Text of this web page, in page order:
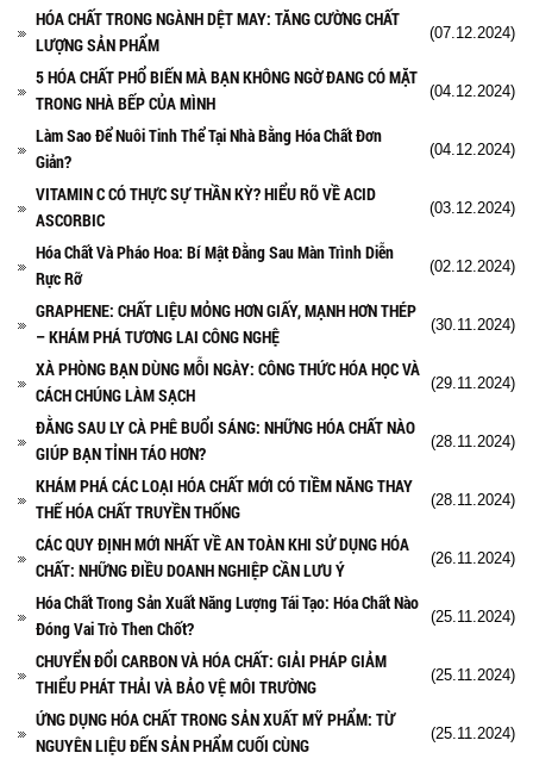
HÓA CHẤT TRONG NGÀNH DỆT MAY: TĂNG CƯỜNG CHẤT
LƯỢNG SẢN PHẨM
(07.12.2024)
5 HÓA CHẤT PHỔ BIẾN MÀ BẠN KHÔNG NGỜ ĐANG CÓ MẶT
TRONG NHÀ BẾP CỦA MÌNH
(04.12.2024)
Làm Sao Để Nuôi Tinh Thể Tại Nhà Bằng Hóa Chất Đơn
Giản?
(04.12.2024)
VITAMIN C CÓ THỰC SỰ THẦN KỲ? HIỂU RÕ VỀ ACID
ASCORBIC
(03.12.2024)
Hóa Chất Và Pháo Hoa: Bí Mật Đằng Sau Màn Trình Diễn
Rực Rỡ
(02.12.2024)
GRAPHENE: CHẤT LIỆU MỎNG HƠN GIẤY, MẠNH HƠN THÉP
– KHÁM PHÁ TƯƠNG LAI CÔNG NGHỆ
(30.11.2024)
XÀ PHÒNG BẠN DÙNG MỖI NGÀY: CÔNG THỨC HÓA HỌC VÀ
CÁCH CHÚNG LÀM SẠCH
(29.11.2024)
ĐẰNG SAU LY CÀ PHÊ BUỔI SÁNG: NHỮNG HÓA CHẤT NÀO
GIÚP BẠN TỈNH TÁO HƠN?
(28.11.2024)
KHÁM PHÁ CÁC LOẠI HÓA CHẤT MỚI CÓ TIỀM NĂNG THAY
THẾ HÓA CHẤT TRUYỀN THỐNG
(28.11.2024)
CÁC QUY ĐỊNH MỚI NHẤT VỀ AN TOÀN KHI SỬ DỤNG HÓA
CHẤT: NHỮNG ĐIỀU DOANH NGHIỆP CẦN LƯU Ý
(26.11.2024)
Hóa Chất Trong Sản Xuất Năng Lượng Tái Tạo: Hóa Chất Nào
Đóng Vai Trò Then Chốt?
(25.11.2024)
CHUYỂN ĐỔI CARBON VÀ HÓA CHẤT: GIẢI PHÁP GIẢM
THIỂU PHÁT THẢI VÀ BẢO VỆ MÔI TRƯỜNG
(25.11.2024)
ỨNG DỤNG HÓA CHẤT TRONG SẢN XUẤT MỸ PHẨM: TỪ
NGUYÊN LIỆU ĐẾN SẢN PHẨM CUỐI CÙNG
(25.11.2024)